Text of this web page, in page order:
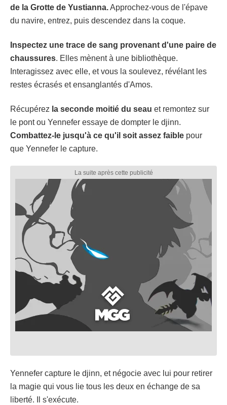
de la Grotte de Yustianna.Approchez-vous de l'épave
du navire, entrez, puis descendez dans la coque.
Inspectez une trace de sang provenant d'une paire de
chaussures. Elles mènent à une bibliothèque.
Interagissez avec elle, et vous la soulevez, révélant les
restes écrasés et ensanglantés d'Amos.
Récupérez la seconde moitié du seau et remontez sur
le pont ou Yennefer essaye de dompter le djinn.
Combattez-le jusqu'à ce qu'il soit assez faible pour
que Yennefer le capture.
Yennefer capture le djinn, et négocie avec lui pour retirer
la magie qui vous lie tous les deux en échange de sa
liberté. Il s'exécute.